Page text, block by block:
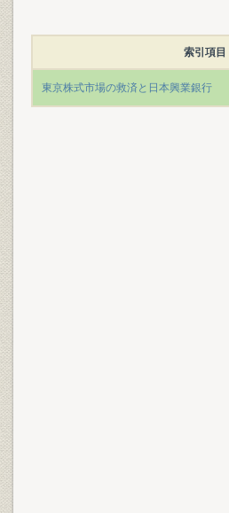
索引項目
東京株式市場の救済と日本興業銀行